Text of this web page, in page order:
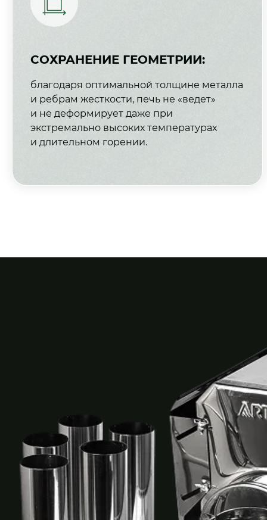
СОХРАНЕНИЕ ГЕОМЕТРИИ:
благодаря оптимальной толщине металла
и ребрам жесткости, печь не «ведет»
и не деформирует даже при
экстремально высоких температурах
и длительном горении.